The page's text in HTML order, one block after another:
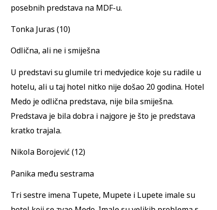
posebnih predstava na MDF-u.
Tonka Juras (10)
Odlična, ali ne i smiješna
U predstavi su glumile tri medvjedice koje su radile u
hotelu, ali u taj hotel nitko nije došao 20 godina. Hotel
Medo je odlična predstava, nije bila smiješna.
Predstava je bila dobra i najgore je što je predstava
kratko trajala.
Nikola Borojević (12)
Panika među sestrama
Tri sestre imena Tupete, Mupete i Lupete imale su